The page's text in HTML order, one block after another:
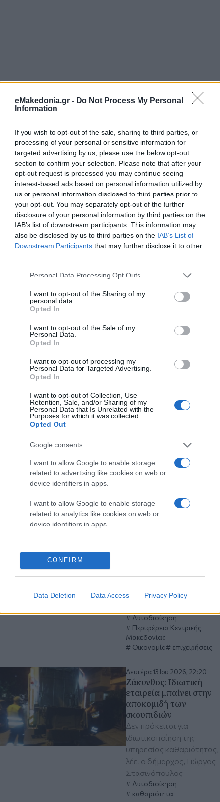
eMakedonia.gr - Do Not Process My Personal
Information
If you wish to opt-out of the sale, sharing to third parties, or
processing of your personal or sensitive information for
targeted advertising by us, please use the below opt-out
section to confirm your selection. Please note that after your
opt-out request is processed you may continue seeing
interest-based ads based on personal information utilized by
us or personal information disclosed to third parties prior to
your opt-out. You may separately opt-out of the further
disclosure of your personal information by third parties on the
IAB’s list of downstream participants. This information may
also be disclosed by us to third parties on the IAB’s List of
Downstream Participants that may further disclose it to other
Please note that this website/app uses one or more Google
not limited to your visit or usage behaviour. You may click to
grant or deny consent to Google and its third-party tags to
use your data for below specified purposes in below Google
consent section.
Personal Data Processing Opt Outs
I want to opt-out of the Sharing of my
personal data.
Opted In
I want to opt-out of the Sale of my
Personal Data.
Opted In
I want to opt-out of processing my
Personal Data for Targeted Advertising.
Opted In
I want to opt-out of Collection, Use,
Retention, Sale, and/or Sharing of my
Personal Data that Is Unrelated with the
Purposes for which it was collected.
Opted Out
Google consents
I want to allow Google to enable storage
related to advertising like cookies on web or
device identifiers in apps.
I want to allow Google to enable storage
related to analytics like cookies on web or
device identifiers in apps.
CONFIRM
Data Deletion Data Access Privacy Policy
Διαβάστε περισσότερα
«Κλειδί Προόδου»:
«Ανάσα» 140 εκατ.
ευρώ από την
επιχειρήσεις μέσω
ΕΣΠΑ
για τις ενστάσεις των
Αυτοδιοίκηση
Περιφέρεια Κεντρικής
Μακεδονίας
Οικονομία
επιχειρήσεις
Δευτέρα 13 Ιου 2026, 22:20
Ζάκυνθος: Ιδιωτική
εταιρεία μπαίνει στην
αποκομιδή των
σκουπιδιών
Δεν πρόκειται για
ιδιωτικοποίηση της
υπηρεσίας καθαριότητας,
λέει ο δήμαρχος, Γιώργος
Στασινόπουλος
Αυτοδιοίκηση
καθαριότητα